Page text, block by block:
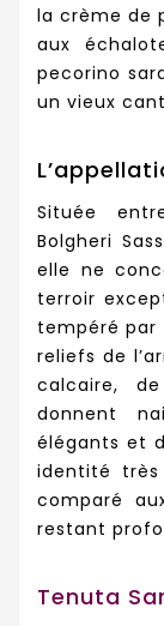
la crème de
aux
pecorino
un vieux
Située
Bolgheri
elle ne
terroir
tempéré par
reliefs de
calcaire,
donnent
élégants et
identité très
comparé
restant
Tenuta